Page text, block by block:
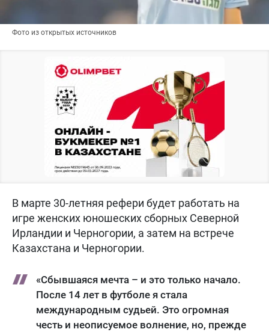
Фото из открытых источников
В марте 30-летняя рефери будет работать на
игре женских юношеских сборных Северной
Ирландии и Черногории, а затем на встрече
Казахстана и Черногории.
«Сбывшаяся мечта – и это только начало.
После 14 лет в футболе я стала
международным судьей. Это огромная
честь и неописуемое волнение, но, прежде